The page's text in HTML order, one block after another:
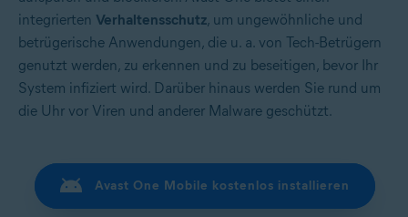
integrierten Verhaltensschutz, um ungewöhnliche und
betrügerische Anwendungen, die u. a. von Tech-Betrügern
genutzt werden, zu erkennen und zu beseitigen, bevor Ihr
System infiziert wird. Darüber hinaus werden Sie rund um
die Uhr vor Viren und anderer Malware geschützt.
Avast One Mobile kostenlos installieren